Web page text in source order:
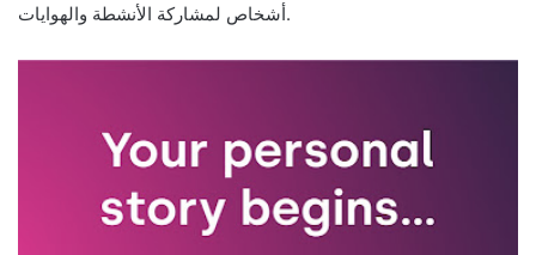
أشخاص لمشاركة الأنشطة والهوايات.